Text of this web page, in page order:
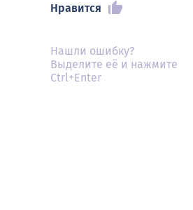
Нравится
Нашли ошибку?
Выделите её и нажмите
Ctrl+Enter